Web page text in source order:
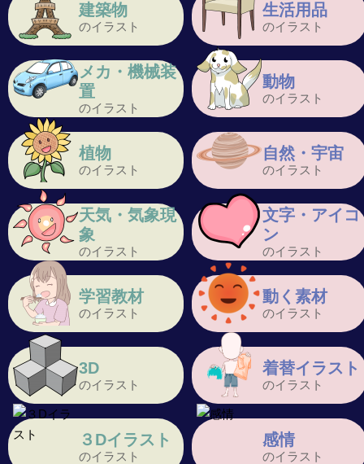
建築物
のイラスト
生活用品
のイラスト
メカ・機械装
置
のイラスト
動物
のイラスト
植物
のイラスト
自然・宇宙
のイラスト
天気・気象現
象
のイラスト
文字・アイコ
ン
のイラスト
学習教材
のイラスト
動く素材
のイラスト
3D
のイラスト
着替イラスト
のイラスト
３Dイラスト
のイラスト
感情
のイラスト